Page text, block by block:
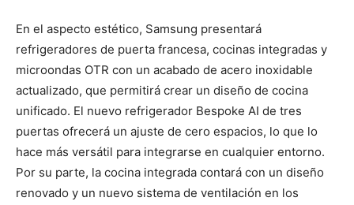
En el aspecto estético, Samsung presentará
refrigeradores de puerta francesa, cocinas integradas y
microondas OTR con un acabado de acero inoxidable
actualizado, que permitirá crear un diseño de cocina
unificado. El nuevo refrigerador Bespoke AI de tres
puertas ofrecerá un ajuste de cero espacios, lo que lo
hace más versátil para integrarse en cualquier entorno.
Por su parte, la cocina integrada contará con un diseño
renovado y un nuevo sistema de ventilación en los